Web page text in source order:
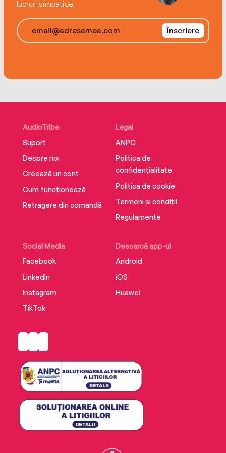
lucruri simpatice.
Înscriere
AudioTribe
Suport
Despre noi
Creează un cont
Cum funcționează
Retragere din comandă
Social Media
Facebook
LinkedIn
Instagram
TikTok
Descarcă app-ul
Android
iOS
Huawei
Legal
ANPC
Politica de
confidențialitate
Politica de cookie
Termeni și condiții
Regulamente